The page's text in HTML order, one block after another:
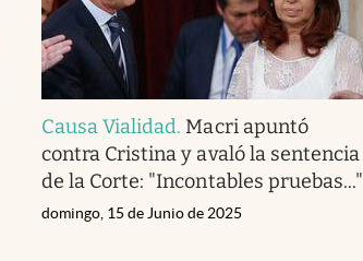
Causa Vialidad. Macri apuntó
contra Cristina y avaló la sentencia
de la Corte: "Incontables pruebas..."
domingo, 15 de Junio de 2025